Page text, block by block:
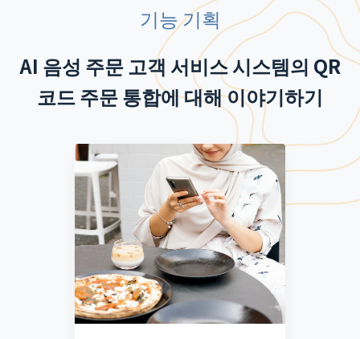
기능 기획
AI 음성 주문 고객 서비스 시스템의 QR
코드 주문 통합에 대해 이야기하기